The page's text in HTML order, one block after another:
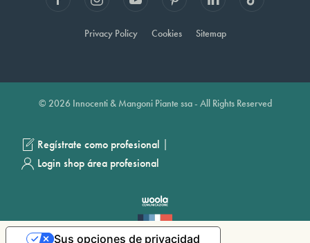
Privacy Policy Cookies Sitemap
© 2026 Innocenti & Mangoni Piante ssa - All Rights Reserved
Regístrate como profesional |
Login shop área profesional
Sus opciones de privacidad